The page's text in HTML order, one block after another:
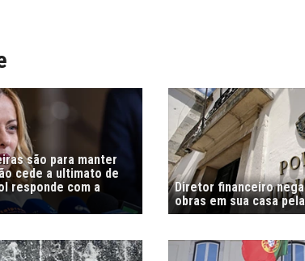
são para manter
cede a ultimato de
responde com a
Diretor financeiro
obras em sua casa